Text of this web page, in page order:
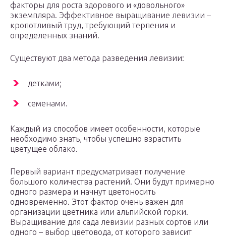
факторы для роста здорового и «довольного»
экземпляра. Эффективное выращивание левизии –
кропотливый труд, требующий терпения и
определенных знаний.
Существуют два метода разведения левизии:
детками;
семенами.
Каждый из способов имеет особенности, которые
необходимо знать, чтобы успешно взрастить
цветущее облако.
Первый вариант предусматривает получение
большого количества растений. Они будут примерно
одного размера и начнут цветоносить
одновременно. Этот фактор очень важен для
организации цветника или альпийской горки.
Выращивание для сада левизии разных сортов или
одного – выбор цветовода, от которого зависит